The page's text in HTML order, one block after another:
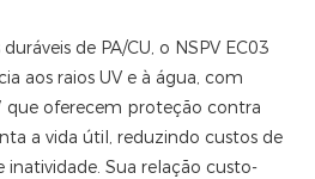
​​de PA/CU, o NSPV EC03
aos raios UV e à água, com
que oferecem proteção contra
a vida útil, reduzindo custos de
Sua relação custo-